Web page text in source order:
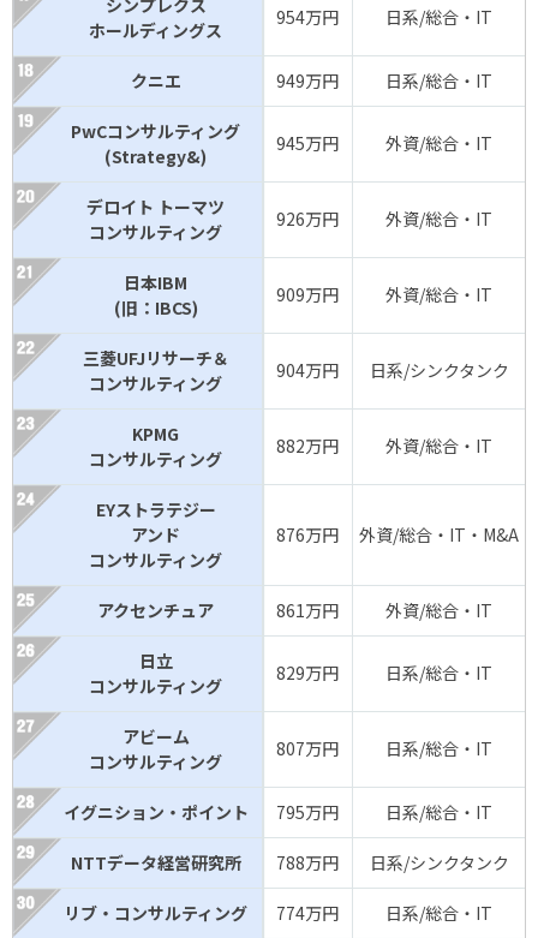
ホールディングス
954万円 日系/総合・IT
クニエ 949万円 日系/総合・IT
PwCコンサルティング
(Strategy&)
945万円 外資/総合・IT
デロイト トーマツ
コンサルティング
926万円 外資/総合・IT
日本IBM
(旧：IBCS)
909万円 外資/総合・IT
三菱UFJリサーチ＆
コンサルティング
904万円 日系/シンクタンク
KPMG
コンサルティング
882万円 外資/総合・IT
EYストラテジー
アンド
コンサルティング
876万円 外資/総合・IT・M&A
アクセンチュア 861万円 外資/総合・IT
日立
コンサルティング
829万円 日系/総合・IT
アビーム
コンサルティング
807万円 日系/総合・IT
イグニション・ポイント 795万円 日系/総合・IT
NTTデータ経営研究所 788万円 日系/シンクタンク
リブ・コンサルティング 774万円 日系/総合・IT